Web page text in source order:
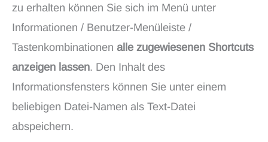
zu erhalten können Sie sich im Menü unter
Informationen / Benutzer-Menüleiste /
Tastenkombinationen alle zugewiesenen Shortcuts
anzeigen lassen. Den Inhalt des
Informationsfensters können Sie unter einem
beliebigen Datei-Namen als Text-Datei
abspeichern.